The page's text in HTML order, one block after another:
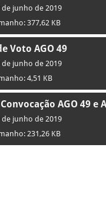
de junho de 2019
377,62 KB
Voto AGO 49
de junho de 2019
4,51 KB
AGO 49 e
de junho de 2019
231,26 KB